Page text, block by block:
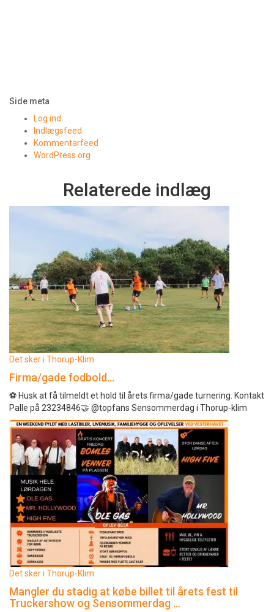
Side meta
Log ind
Indlægsfeed
Kommentarfeed
WordPress.org
Relaterede indlæg
Det sker i Thorup-Klim
Firma/gade fodbold…
⚽️ Husk at få tilmeldt et hold til årets firma/gade turnering. Kontakt
Palle på 23234846🤝 @topfans Sensommerdag i Thorup-klim
Det sker i Thorup-Klim
Mangler du stadig at købe billet til årets fest til
Truckershow og Sensommerdag …